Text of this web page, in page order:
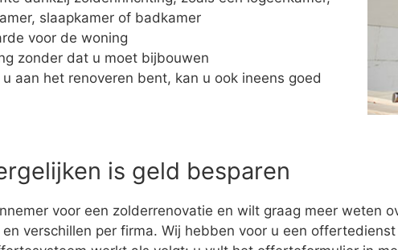
slaapkamer of badkamer
voor de woning
zonder dat u moet bijbouwen
u aan het renoveren bent, kan u ook ineens goed
is geld besparen
voor een zolderrenovatie en wilt graag meer weten
verschillen per firma. Wij hebben voor u een